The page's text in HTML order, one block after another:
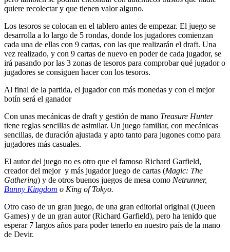
quiere recolectar y que tienen valor alguno.
Los tesoros se colocan en el tablero antes de empezar. El juego se
desarrolla a lo largo de 5 rondas, donde los jugadores comienzan
cada una de ellas con 9 cartas, con las que realizarán el draft. Una
vez realizado, y con 9 cartas de nuevo en poder de cada jugador, se
irá pasando por las 3 zonas de tesoros para comprobar qué jugador o
jugadores se consiguen hacer con los tesoros.
Al final de la partida, el jugador con más monedas y con el mejor
botín será el ganador
Con unas mecánicas de draft y gestión de mano Treasure Hunter
tiene reglas sencillas de asimilar. Un juego familiar, con mecánicas
sencillas, de duración ajustada y apto tanto para jugones como para
jugadores más casuales.
El autor del juego no es otro que el famoso Richard Garfield,
creador del mejor y más jugador juego de cartas (Magic: The
Gathering) y de otros buenos juegos de mesa como Netrunner,
Bunny Kingdom o King of Tokyo.
Otro caso de un gran juego, de una gran editorial original (Queen
Games) y de un gran autor (Richard Garfield), pero ha tenido que
esperar 7 largos años para poder tenerlo en nuestro país de la mano
de Devir.